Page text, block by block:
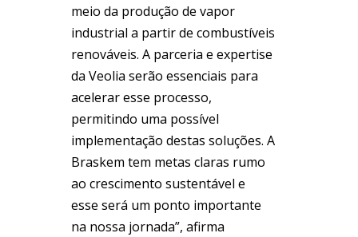
meio da produção de vapor
industrial a partir de combustíveis
renováveis. A parceria e expertise
da Veolia serão essenciais para
acelerar esse processo,
permitindo uma possível
implementação destas soluções. A
Braskem tem metas claras rumo
ao crescimento sustentável e
esse será um ponto importante
na nossa jornada”, afirma